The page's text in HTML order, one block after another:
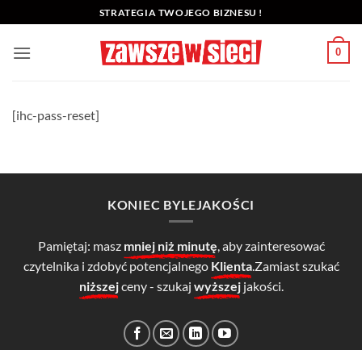
do
zawartości
STRATEGIA TWOJEGO BIZNESU !
0
[ihc-pass-reset]
KONIEC BYLEJAKOŚCI
Pamiętaj: masz mniej niż minutę , aby zainteresować
czytelnika i zdobyć potencjalnego Klienta.Zamiast szukać
niższejceny - szukaj wyższejjakości.